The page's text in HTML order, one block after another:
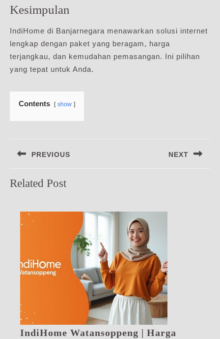
Kesimpulan
IndiHome di Banjarnegara menawarkan solusi internet
lengkap dengan paket yang beragam, harga
terjangkau, dan kemudahan pemasangan. Ini pilihan
yang tepat untuk Anda.
Contents show
pos
PREVIOUS
post:
NEXT
Related Post
IndiHome Watansoppeng | Harga